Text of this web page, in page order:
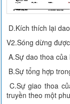
D.Kích thích lại
V2.Sóng dừng
A.Sự dao thoa
B.Sự tổng hợp
C.Sự giao thoa
truyền theo một